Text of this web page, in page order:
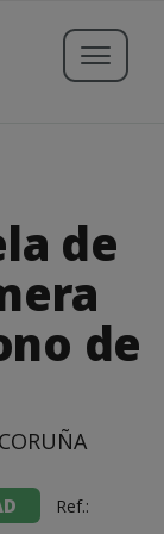
de
de
Ref.: